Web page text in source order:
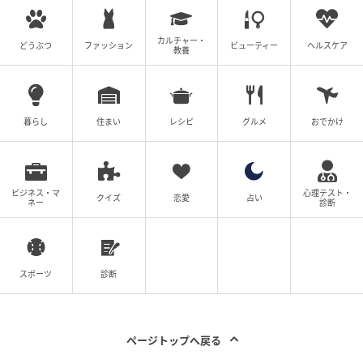
視覚支援やモンテッソーリ教育を取り入れることで、
生活スキルはどんどん身につきました。松浦：まさに
それが適応能力です。知能が高くても低くても、その子
が自分らしく生きていける力を育てること、大人にな
ったときに人の手や環境の助けを借りながらも社会の
「グレーゾーン」は日本にしかない俗語！？
松浦：最近よく聞く「グレーゾーン」という言葉、実
は医学的には存在しない、日本にしか存在しない概念
い。アメリカでは使われません。「診断基準を満たさ
どうぶつ ファッション
カルチャー・
教養
ビューティー ヘルスケア
暮らし 住まい レシピ グルメ おでかけ
ビジネス・マ
ネー
クイズ 恋愛 占い
心理テスト・
診断
スポーツ 診断
ページトップへ戻る